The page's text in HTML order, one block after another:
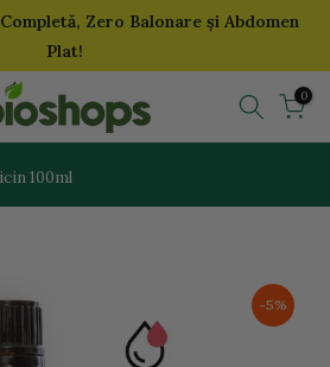
Zero Balonare și Abdomen
Plat!
0
100ml
-5%